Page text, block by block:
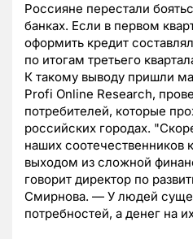
Россияне перестали
банках. Если в первом
оформить кредит
по итогам третьего
К такому выводу пришли
Profi Online Research,
потребителей, которые
российских городах.
наших соотечественников
выходом из сложной
говорит директор по
Смирнова. — У людей
потребностей, а денег на